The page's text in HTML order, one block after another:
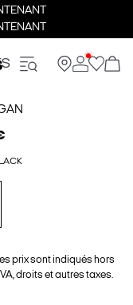
prix sont indiqués hors
droits et autres taxes.